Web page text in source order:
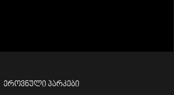
ᲔᲠᲝᲕᲜᲣᲚᲘ ᲞᲐᲠᲙᲔᲑᲘ